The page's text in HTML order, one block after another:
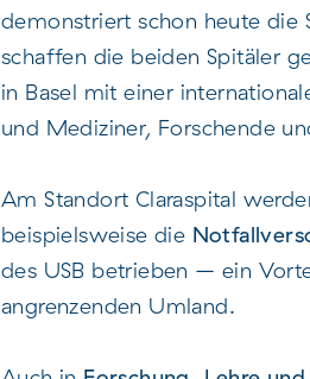
demonstriert schon heute die
schaffen die beiden Spitäler
in Basel mit einer
und Mediziner, Forschende
Am Standort Claraspital
beispielsweise die
des USB betrieben – ein
angrenzenden Umland.